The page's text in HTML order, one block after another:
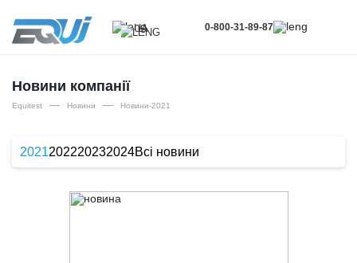
UA
RU
0-800-31-89-87
Новини компанії
Equitest — Новини — Новини-2021
2021202220232024Всі новини